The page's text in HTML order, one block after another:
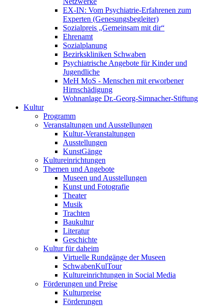
EX-IN: Vom Psychiatrie-Erfahrenen zum
Experten (Genesungsbegleiter)
Sozialpreis „Gemeinsam mit dir“
Ehrenamt
Sozialplanung
Bezirkskliniken Schwaben
Psychiatrische Angebote für Kinder und
Jugendliche
MeH MoS - Menschen mit erworbener
Hirnschädigung
Wohnanlage Dr.-Georg-Simnacher-Stiftung
Kultur
Programm
Veranstaltungen und Ausstellungen
Kultur-Veranstaltungen
Ausstellungen
KunstGänge
Kultureinrichtungen
Themen und Angebote
Museen und Ausstellungen
Kunst und Fotografie
Theater
Musik
Trachten
Baukultur
Literatur
Geschichte
Kultur für daheim
Virtuelle Rundgänge der Museen
SchwabenKulTour
Kultureinrichtungen in Social Media
Förderungen und Preise
Kulturpreise
Förderungen